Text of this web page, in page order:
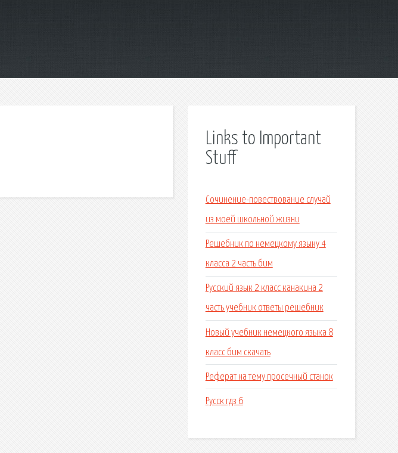
Links to Important
Stuff
Сочинение-повествование случай
из моей школьной жизни
Решебник по немецкому языку 4
класса 2 часть бим
Русский язык 2 класс канакина 2
часть учебник ответы решебник
Новый учебник немецкого языка 8
класс бим скачать
Реферат на тему просечный станок
Русск гдз 6